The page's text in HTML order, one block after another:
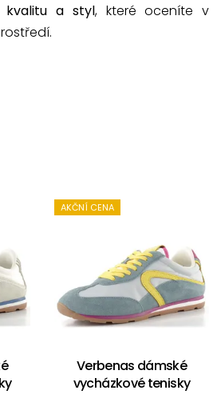
kvalitu a styl, které oceníte v
AKČNÍ CENA
Verbenas dámské
vycházkové tenisky